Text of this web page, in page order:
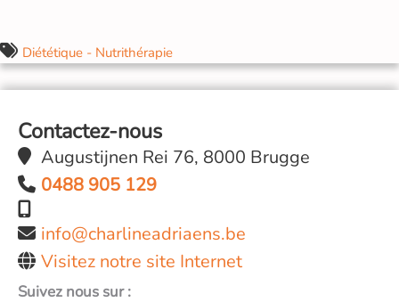
Diététique - Nutrithérapie
Contactez-nous
Augustijnen Rei 76, 8000 Brugge
0488 905 129
info@charlineadriaens.be
Visitez notre site Internet
Suivez nous sur :